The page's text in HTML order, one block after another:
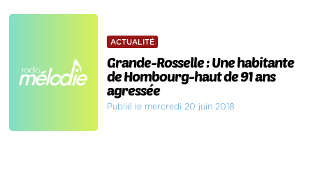
ACTUALITÉ
Grande-Rosselle : Une habitante
de Hombourg-haut de 91 ans
agressée
Publié le mercredi 20 juin 2018